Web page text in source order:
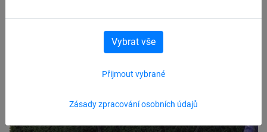
Zásady zpracování osobních údajů
Přijmout vybrané
Vybrat vše